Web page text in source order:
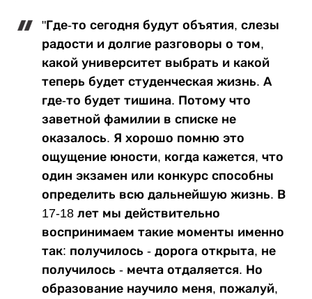
"Где-то сегодня будут объятия, слезы
радости и долгие разговоры о том,
какой университет выбрать и какой
теперь будет студенческая жизнь. А
где-то будет тишина. Потому что
заветной фамилии в списке не
оказалось. Я хорошо помню это
ощущение юности, когда кажется, что
один экзамен или конкурс способны
определить всю дальнейшую жизнь. В
17-18 лет мы действительно
воспринимаем такие моменты именно
так: получилось - дорога открыта, не
получилось - мечта отдаляется. Но
образование научило меня, пожалуй,